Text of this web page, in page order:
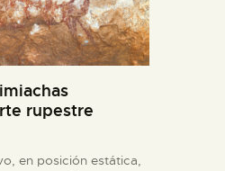
rupestre
en posición estática,